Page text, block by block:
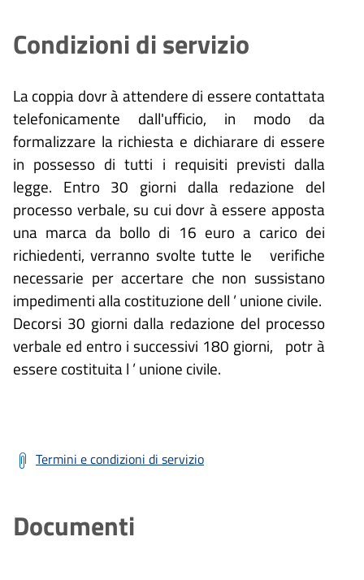
Condizioni di servizio
La coppia dovràattendere di essere contattata
telefonicamente dall'ufficio, in modo da
formalizzare la richiesta e dichiarare di essere
in possesso di tutti i requisiti previsti dalla
legge. Entro 30 giorni dalla redazione del
processo verbale, su cui dovr à essere apposta
una marca da bollo di 16 euro a carico dei
richiedenti, verranno svolte tutte le
verifiche
necessarie per accertare che non sussistano
impedimenti alla costituzione dell ’unione civile.
Decorsi 30 giorni dalla redazione del processo
verbale ed entro i successivi 180 giorni,
potrà
essere costituita l ’unione civile.
Termini e condizioni di servizio
Documenti